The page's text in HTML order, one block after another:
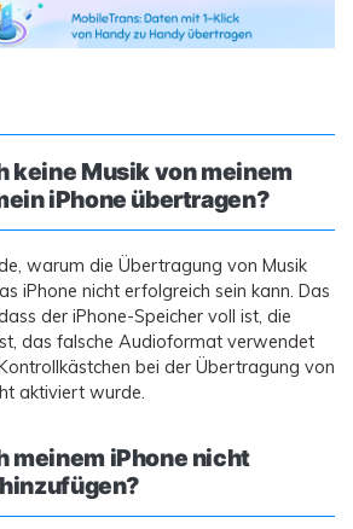
keine Musik von meinem
iPhone übertragen?
warum die Übertragung von Musik
iPhone nicht erfolgreich sein kann. Das
der iPhone-Speicher voll ist, die
das falsche Audioformat verwendet
bei der Übertragung von
aktiviert wurde.
meinem iPhone nicht